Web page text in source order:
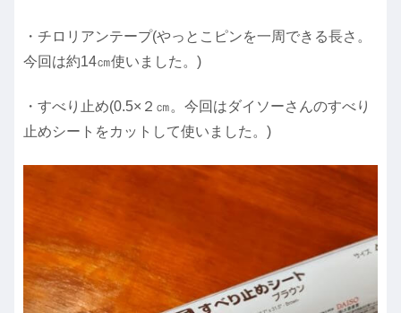
・チロリアンテープ(やっとこピンを一周できる長さ。
今回は約14㎝使いました。)
・すべり止め(0.5×２㎝。今回はダイソーさんのすべり
止めシートをカットして使いました。)